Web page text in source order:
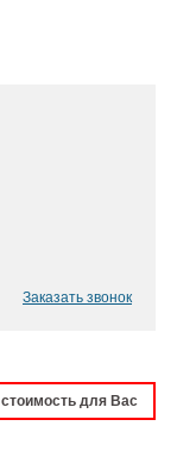
Заказать звонок
стоимость для Вас